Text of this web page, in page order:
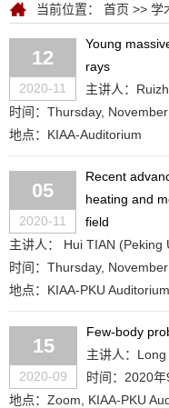
当前位置： 首页 >> 学
12
2020-11
Young
rays
主讲人：
时间：Thursday,
地点：KIAA-Auditorium
05
2020-11
Recent
heating and
field
主讲人： Hui TIAN (Peking
时间：Thursday,
地点：KIAA-PKU Auditorium
15
2020-09
Few-body
主讲人：
时间：2020
地点：Zoom, KIAA-PKU